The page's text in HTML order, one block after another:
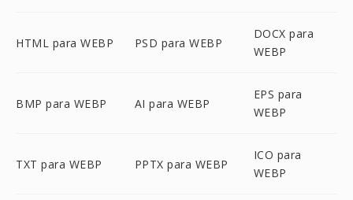
HTML para WEBP PSD para WEBP
DOCX para
WEBP
BMP para WEBP AI para WEBP
EPS para
WEBP
TXT para WEBP PPTX para WEBP
ICO para
WEBP